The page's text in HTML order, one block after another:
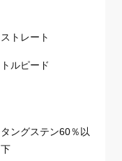
ストレート
トルピード
タングステン60％以
下